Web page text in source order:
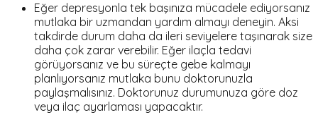
Eğer depresyonla tek başınıza mücadele ediyorsanız
mutlaka bir uzmandan yardım almayı deneyin. Aksi
takdirde durum daha da ileri seviyelere taşınarak size
daha çok zarar verebilir. Eğer ilaçla tedavi
görüyorsanız ve bu süreçte gebe kalmayı
planlıyorsanız mutlaka bunu doktorunuzla
paylaşmalısınız. Doktorunuz durumunuza göre doz
veya ilaç ayarlaması yapacaktır.